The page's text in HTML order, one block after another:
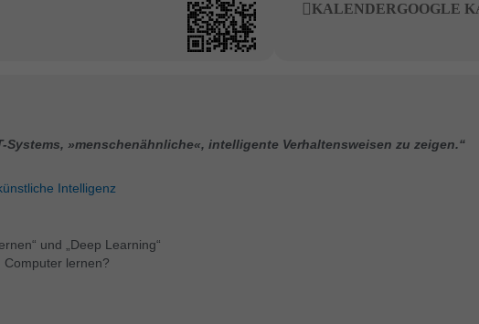
KALENDERGOOGLE
»menschenähnliche«, intelligente Verhaltensweisen zu zeigen.“
Intelligenz
und „Deep Learning“
Computer lernen?